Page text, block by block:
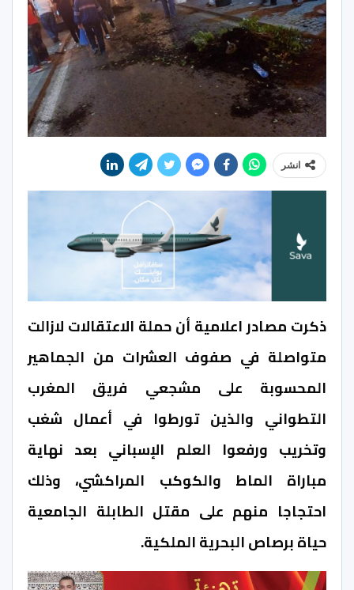
انشر
ذكرت مصادر اعلامية أن حملة الاعتقالات لازالت
متواصلة في صفوف العشرات من الجماهير
المحسوبة على مشجعي فريق المغرب
التطواني والذين تورطوا في أعمال شغب
وتخريب ورفعوا العلم الإسباني بعد نهاية
مباراة الماط والكوكب المراكشي، وذلك
احتجاجا منهم على مقتل الطابلة الجامعية
حياة برصاص البحرية الملكية.